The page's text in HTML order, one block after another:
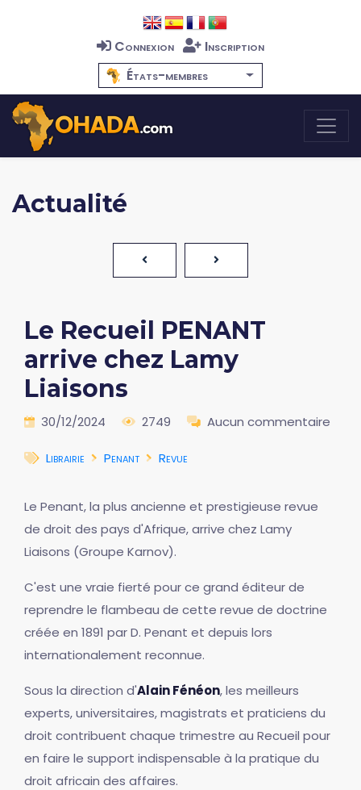
Connexion
Inscription
États-membres
Actualité
Le Recueil PENANT
arrive chez Lamy
Liaisons
30/12/2024 2749 Aucun commentaire
Librairie Penant Revue
Le Penant, la plus ancienne et prestigieuse revue
de droit des pays d'Afrique, arrive chez Lamy
Liaisons (Groupe Karnov).
C'est une vraie fierté pour ce grand éditeur de
reprendre le flambeau de cette revue de doctrine
créée en 1891 par D. Penant et depuis lors
internationalement reconnue.
Sous la direction d'Alain Fénéon, les meilleurs
experts, universitaires, magistrats et praticiens du
droit contribuent chaque trimestre au Recueil pour
en faire le support indispensable à la pratique du
droit africain des affaires.